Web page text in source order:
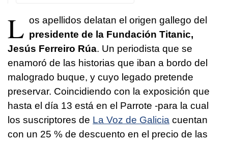
L os apellidos delatan el origen gallego del
presidente de la Fundación Titanic,
Jesús Ferreiro Rúa. Un periodista que se
enamoró de las historias que iban a bordo del
malogrado buque, y cuyo legado pretende
preservar. Coincidiendo con la exposición que
hasta el día 13 está en el Parrote -para la cual
los suscriptores de La Voz de Galicia cuentan
con un 25 % de descuento en el precio de las